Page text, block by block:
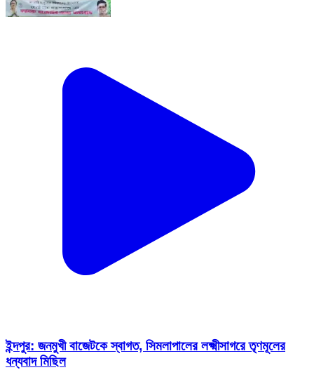
ইন্দপুর: জনমুখী বাজেটকে স্বাগত, সিমলাপালের লক্ষ্মীসাগরে তৃণমূলের
ধন্যবাদ মিছিল